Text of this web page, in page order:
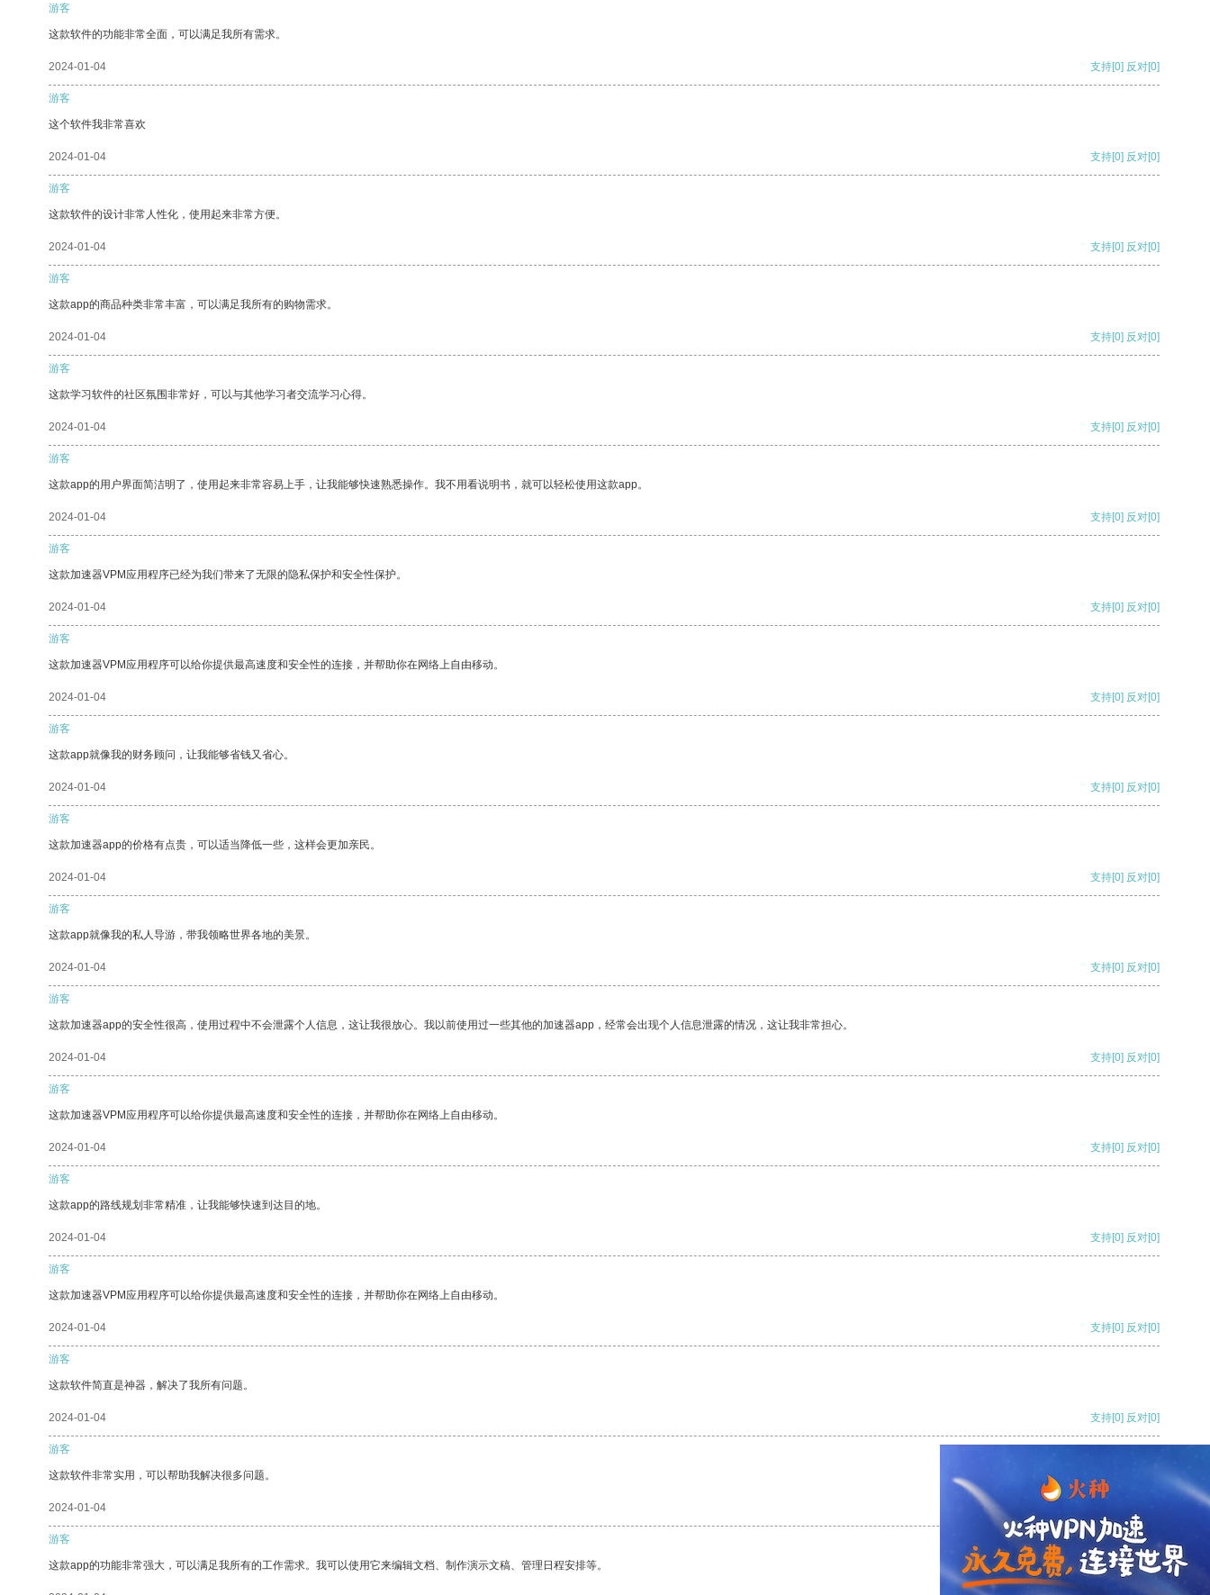
游客
这款软件的功能非常全面，可以满足我所有需求。
2024-01-04 支持[0] 反对[0]
游客
这个软件我非常喜欢
2024-01-04 支持[0] 反对[0]
游客
这款软件的设计非常人性化，使用起来非常方便。
2024-01-04 支持[0] 反对[0]
游客
这款app的商品种类非常丰富，可以满足我所有的购物需求。
2024-01-04 支持[0] 反对[0]
游客
这款学习软件的社区氛围非常好，可以与其他学习者交流学习心得。
2024-01-04 支持[0] 反对[0]
游客
这款app的用户界面简洁明了，使用起来非常容易上手，让我能够快速熟悉操作。我不用看说明书，就可以轻松使用这款app。
2024-01-04 支持[0] 反对[0]
游客
这款加速器VPM应用程序已经为我们带来了无限的隐私保护和安全性保护。
2024-01-04 支持[0] 反对[0]
游客
这款加速器VPM应用程序可以给你提供最高速度和安全性的连接，并帮助你在网络上自由移动。
2024-01-04 支持[0] 反对[0]
游客
这款app就像我的财务顾问，让我能够省钱又省心。
2024-01-04 支持[0] 反对[0]
游客
这款加速器app的价格有点贵，可以适当降低一些，这样会更加亲民。
2024-01-04 支持[0] 反对[0]
游客
这款app就像我的私人导游，带我领略世界各地的美景。
2024-01-04 支持[0] 反对[0]
游客
这款加速器app的安全性很高，使用过程中不会泄露个人信息，这让我很放心。我以前使用过一些其他的加速器app，经常会出现个人信息泄露的情况，这让我非常担心。
2024-01-04 支持[0] 反对[0]
游客
这款加速器VPM应用程序可以给你提供最高速度和安全性的连接，并帮助你在网络上自由移动。
2024-01-04 支持[0] 反对[0]
游客
这款app的路线规划非常精准，让我能够快速到达目的地。
2024-01-04 支持[0] 反对[0]
游客
这款加速器VPM应用程序可以给你提供最高速度和安全性的连接，并帮助你在网络上自由移动。
2024-01-04 支持[0] 反对[0]
游客
这款软件简直是神器，解决了我所有问题。
2024-01-04 支持[0] 反对[0]
游客
这款软件非常实用，可以帮助我解决很多问题。
2024-01-04
游客
这款app的功能非常强大，可以满足我所有的工作需求。我可以使用它来编辑文档、制作演示文稿、管理日程安排等。